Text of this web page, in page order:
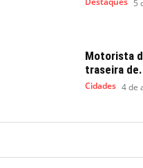
5
Motorista
traseira
Cidades 4 de